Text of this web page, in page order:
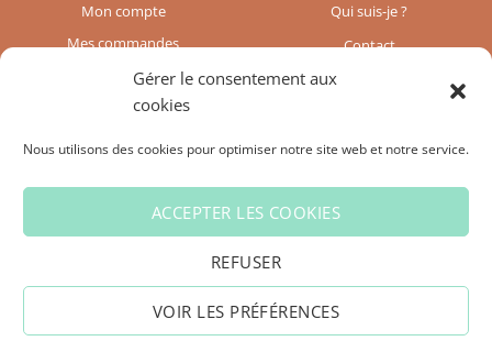
Gérer le consentement aux
cookies
Nous utilisons des cookies pour optimiser notre site web et notre service.
ACCEPTER LES COOKIES
REFUSER
VOIR LES PRÉFÉRENCES
Mon compte
Mes commandes
Mon panier
Qui suis-je ?
Contact
Paiement & Livraison
© 2026 L'Atelier de Sianne - Site web créé par